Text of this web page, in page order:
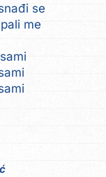
se
me